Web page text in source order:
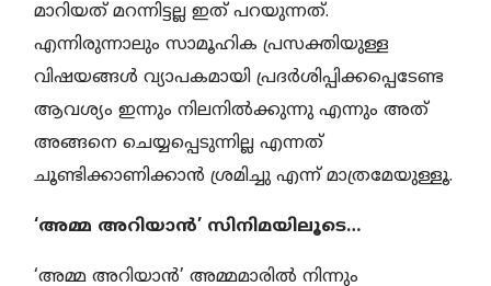
മാറിയത് മറന്നിട്ടല്ല ഇത് പറയുന്നത്.
എന്നിരുന്നാലും സാമൂഹിക പ്രസക്തിയുള്ള
വിഷയങ്ങൾ വ്യാപകമായി പ്രദർശിപ്പിക്കപ്പെടേണ്ട
ആവശ്യം ഇന്നും നിലനിൽക്കുന്നു എന്നും അത്
അങ്ങനെ ചെയ്യപ്പെടുന്നില്ല എന്നത്
ചൂണ്ടിക്കാണിക്കാൻ ശ്രമിച്ചു എന്ന് മാത്രമേയുള്ളൂ.
‘അമ്മ അറിയാൻ’ സിനിമയിലൂടെ…
‘അമ്മ അറിയാൻ’ അമ്മമാരിൽ നിന്നും